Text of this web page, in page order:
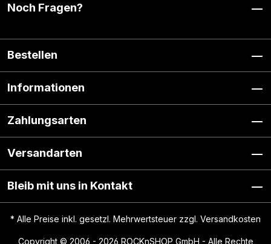
Noch Fragen?
Bestellen
Informationen
Zahlungsarten
Versandarten
Bleib mit uns in Kontakt
* Alle Preise inkl. gesetzl. Mehrwertsteuer zzgl. Versandkosten
Copyright © 2006 - 2026 ROCKnSHOP GmbH - Alle Rechte